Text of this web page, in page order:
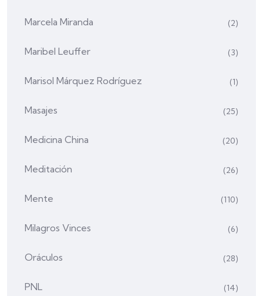
Marcela Miranda (2)
Maribel Leuffer (3)
Marisol Márquez Rodríguez (1)
Masajes (25)
Medicina China (20)
Meditación (26)
Mente (110)
Milagros Vinces (6)
Oráculos (28)
PNL (14)